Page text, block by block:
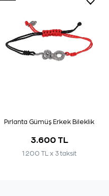
Pırlanta Gümüş Erkek Bileklik
3.600 TL
1.200 TL x 3 taksit